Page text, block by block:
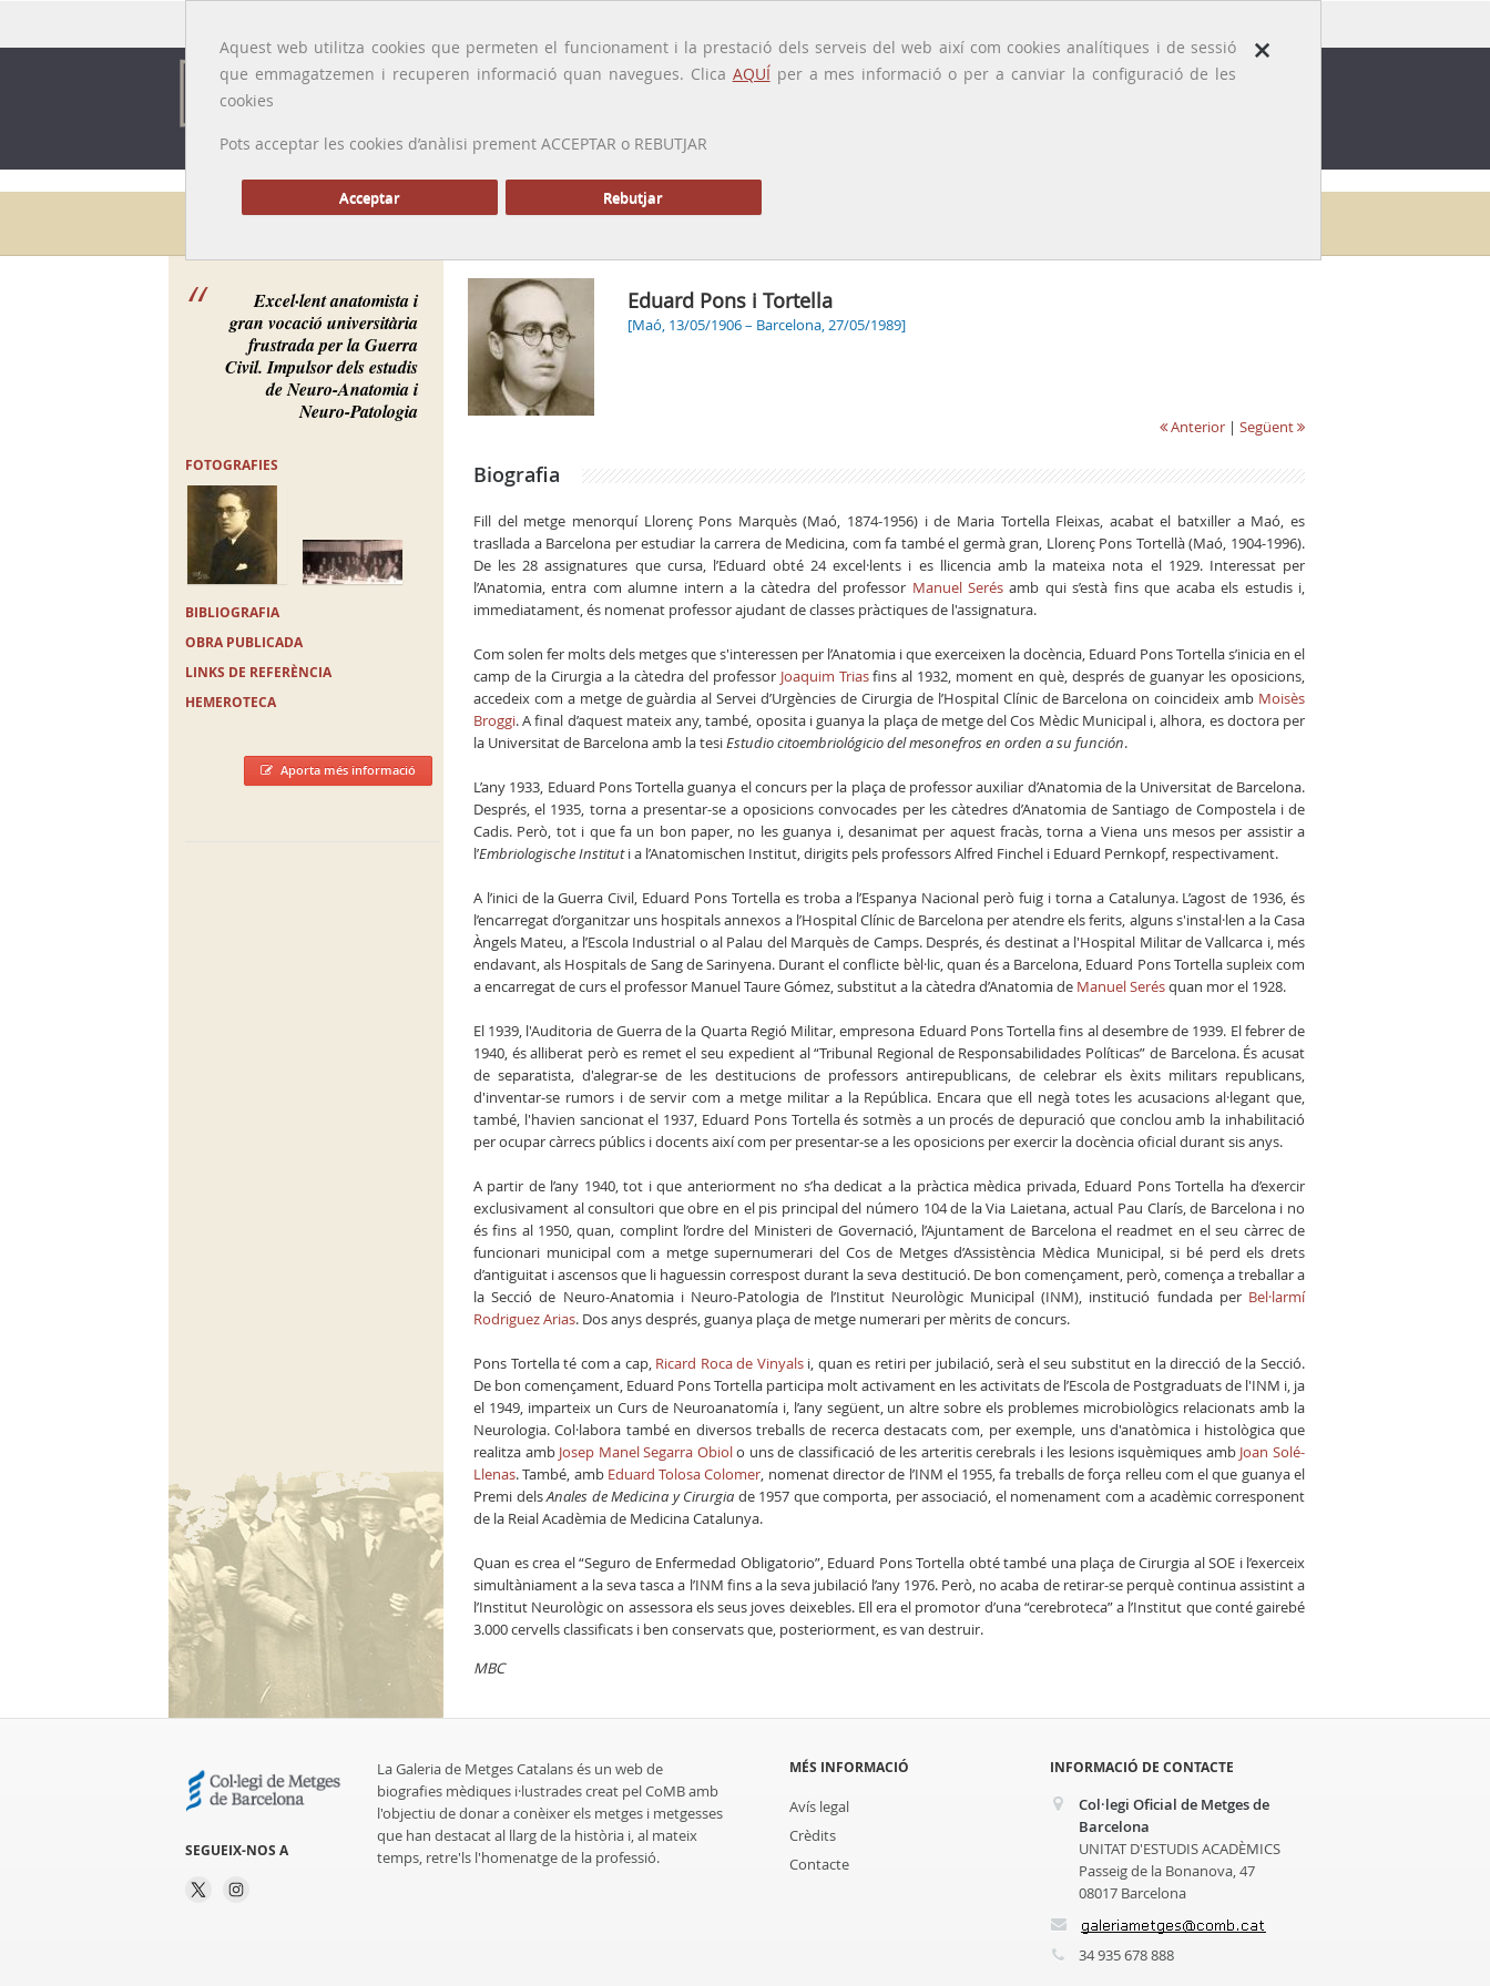
×
Aquest web utilitza cookies que permeten el funcionament i la prestació dels serveis del web així com cookies analítiques i de sessió
que emmagatzemen i recuperen informació quan navegues. Clica AQUÍper a mes informació o per a canviar la configuració de les
cookies
Pots acceptar les cookies d’anàlisi prement ACCEPTAR o REBUTJAR
Acceptar Rebutjar
PRESENTACIÓ GALERIA
Galeria de metges
Excel·lent anatomista i
gran vocació universitària
frustrada per la Guerra
Civil. Impulsor dels estudis
de Neuro-Anatomia i
Neuro-Patologia
FOTOGRAFIES
BIBLIOGRAFIA
OBRA PUBLICADA
LINKS DE REFERÈNCIA
HEMEROTECA
Aporta més informació
Eduard Pons i Tortella
[Maó, 13/05/1906 – Barcelona, 27/05/1989]
Anterior | Següent
Biografia
Fill del metge menorquí Llorenç Pons Marquès (Maó, 1874-1956) i de Maria Tortella Fleixas, acabat el batxiller a Maó, es
trasllada a Barcelona per estudiar la carrera de Medicina, com fa també el germà gran, Llorenç Pons Tortellà (Maó, 1904-1996).
De les 28 assignatures que cursa, l’Eduard obté 24 excel·lents i es llicencia amb la mateixa nota el 1929. Interessat per
l’Anatomia, entra com alumne intern a la càtedra del professor Manuel Serésamb qui s’està fins que acaba els estudis i,
immediatament, és nomenat professor ajudant de classes pràctiques de l'assignatura.
Com solen fer molts dels metges que s'interessen per l’Anatomia i que exerceixen la docència, Eduard Pons Tortella s’inicia en el
camp de la Cirurgia a la càtedra del professor Joaquim Triasfins al 1932, moment en què, després de guanyar les oposicions,
accedeix com a metge de guàrdia al Servei d’Urgències de Cirurgia de l’Hospital Clínic de Barcelona on coincideix amb Moisès
Broggi. A final d’aquest mateix any, també, oposita i guanya la plaça de metge del Cos Mèdic Municipal i, alhora, es doctora per
la Universitat de Barcelona amb la tesiEstudio citoembriológicio del mesonefros en orden a su función.
L’any 1933, Eduard Pons Tortella guanya el concurs per la plaça de professor auxiliar d’Anatomia de la Universitat de Barcelona.
Després, el 1935, torna a presentar-se a oposicions convocades per les càtedres d’Anatomia de Santiago de Compostela i de
Cadis. Però, tot i que fa un bon paper, no les guanya i, desanimat per aquest fracàs, torna a Viena uns mesos per assistir a
l’Embriologische Instituti a l’Anatomischen Institut, dirigits pels professors Alfred Finchel i Eduard Pernkopf, respectivament.
A l’inici de la Guerra Civil, Eduard Pons Tortella es troba a l’Espanya Nacional però fuig i torna a Catalunya. L’agost de 1936, és
l’encarregat d’organitzar uns hospitals annexos a l’Hospital Clínic de Barcelona per atendre els ferits, alguns s'instal·len a la Casa
Àngels Mateu, a l’Escola Industrial o al Palau del Marquès de Camps. Després, és destinat a l'Hospital Militar de Vallcarca i, més
endavant, als Hospitals de Sang de Sarinyena. Durant el conflicte bèl·lic, quan és a Barcelona, Eduard Pons Tortella supleix com
a encarregat de curs el professor Manuel Taure Gómez, substitut a la càtedra d’Anatomia de Manuel Serésquan mor el 1928.
El 1939, l'Auditoria de Guerra de la Quarta Regió Militar, empresona Eduard Pons Tortella fins al desembre de 1939. El febrer de
1940, és alliberat però es remet el seu expedient al “Tribunal Regional de Responsabilidades Políticas” de Barcelona. És acusat
de separatista, d'alegrar-se de les destitucions de professors antirepublicans, de celebrar els èxits militars republicans,
d'inventar-se rumors i de servir com a metge militar a la República. Encara que ell negà totes les acusacions al·legant que,
també, l'havien sancionat el 1937, Eduard Pons Tortella és sotmès a un procés de depuració que conclou amb la inhabilitació
per ocupar càrrecs públics i docents així com per presentar-se a les oposicions per exercir la docència oficial durant sis anys.
A partir de l’any 1940, tot i que anteriorment no s’ha dedicat a la pràctica mèdica privada, Eduard Pons Tortella ha d’exercir
exclusivament al consultori que obre en el pis principal del número 104 de la Via Laietana, actual Pau Clarís, de Barcelona i no
és fins al 1950, quan, complint l’ordre del Ministeri de Governació, l’Ajuntament de Barcelona el readmet en el seu càrrec de
funcionari municipal com a metge supernumerari del Cos de Metges d’Assistència Mèdica Municipal, si bé perd els drets
d’antiguitat i ascensos que li haguessin correspost durant la seva destitució. De bon començament, però, comença a treballar a
la Secció de Neuro-Anatomia i Neuro-Patologia de l’Institut Neurològic Municipal (INM), institució fundada per Bel·larmí
Rodriguez Arias. Dos anys després, guanya plaça de metge numerari per mèrits de concurs.
Pons Tortella té com a cap, Ricard Roca de Vinyalsi, quan es retiri per jubilació, serà el seu substitut en la direcció de la Secció.
De bon començament, Eduard Pons Tortella participa molt activament en les activitats de l’Escola de Postgraduats de l'INM i, ja
el 1949, imparteix un Curs de Neuroanatomía i, l’any següent, un altre sobre els problemes microbiològics relacionats amb la
Neurologia. Col·labora també en diversos treballs de recerca destacats com, per exemple, uns d'anatòmica i histològica que
realitza amb Josep Manel Segarra Obiolo uns de classificació de les arteritis cerebrals i les lesions isquèmiques amb Joan Solé-
Llenas. També, amb Eduard Tolosa Colomer, nomenat director de l’INM el 1955, fa treballs de força relleu com el que guanya el
Premi delsAnales de Medicina y Cirurgia de 1957 que comporta, per associació, el nomenament com a acadèmic corresponent
de la Reial Acadèmia de Medicina Catalunya.
Quan es crea el “Seguro de Enfermedad Obligatorio”, Eduard Pons Tortella obté també una plaça de Cirurgia al SOE i l’exerceix
simultàniament a la seva tasca a l’INM fins a la seva jubilació l’any 1976. Però, no acaba de retirar-se perquè continua assistint a
l’Institut Neurològic on assessora els seus joves deixebles. Ell era el promotor d’una “cerebroteca” a l’Institut que conté gairebé
3.000 cervells classificats i ben conservats que, posteriorment, es van destruir.
MBC
SEGUEIX-NOS A
La Galeria de Metges Catalans és un web de
biografies mèdiques i·lustrades creat pel CoMB amb
l'objectiu de donar a conèixer els metges i metgesses
que han destacat al llarg de la història i, al mateix
temps, retre'ls l'homenatge de la professió.
MÉS INFORMACIÓ
Avís legal
Crèdits
Contacte
INFORMACIÓ DE CONTACTE
Col·legi Oficial de Metges de
Barcelona
UNITAT D'ESTUDIS ACADÈMICS
Passeig de la Bonanova, 47
08017 Barcelona
34 935 678 888